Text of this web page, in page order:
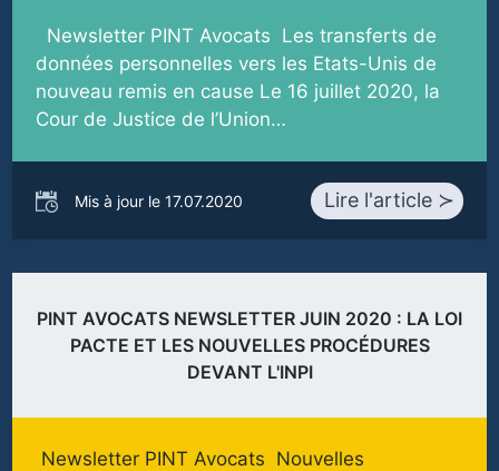
Newsletter PINT Avocats Les transferts de
données personnelles vers les Etats-Unis de
nouveau remis en cause Le 16 juillet 2020, la
Cour de Justice de l’Union…
Mis à jour le 17.07.2020 Lire l'article ≻
PINT AVOCATS NEWSLETTER JUIN 2020 : LA LOI
PACTE ET LES NOUVELLES PROCÉDURES
DEVANT L'INPI
Newsletter PINT Avocats Nouvelles